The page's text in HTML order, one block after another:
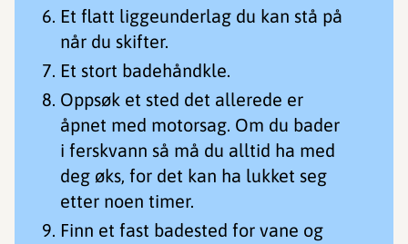
Et flatt liggeunderlag du kan stå på
når du skifter.
Et stort badehåndkle.
Oppsøk et sted det allerede er
åpnet med motorsag. Om du bader
i ferskvann så må du alltid ha med
deg øks, for det kan ha lukket seg
etter noen timer.
Finn et fast badested for vane og